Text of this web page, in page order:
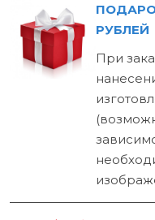
РУБЛЕЙ
При